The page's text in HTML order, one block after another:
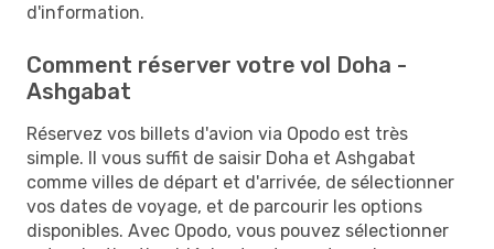
d'information.
Comment réserver votre vol Doha -
Ashgabat
Réservez vos billets d'avion via Opodo est très
simple. Il vous suffit de saisir Doha et Ashgabat
comme villes de départ et d'arrivée, de sélectionner
vos dates de voyage, et de parcourir les options
disponibles. Avec Opodo, vous pouvez sélectionner